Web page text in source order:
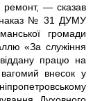
ремонт, — сказав
наказ № 31 ДУМУ
громади
«За служіння
працю на
внесок у